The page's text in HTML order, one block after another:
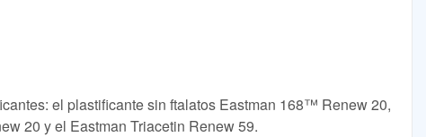
el plastificante sin ftalatos Eastman 168™ Renew 20,
20 y el Eastman Triacetin Renew 59.